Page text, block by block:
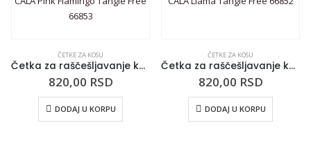
ČETKE ZA KOSU
Četka za raščešljavanje kose CALA Pink Flamingo Tangle Free 66853
820,00 RSD
DODAJ U KORPU
ČETKE ZA KOSU
Četka za raščešljavanje kose CALA Llama Tangle Free 66852
820,00 RSD
DODAJ U KORPU